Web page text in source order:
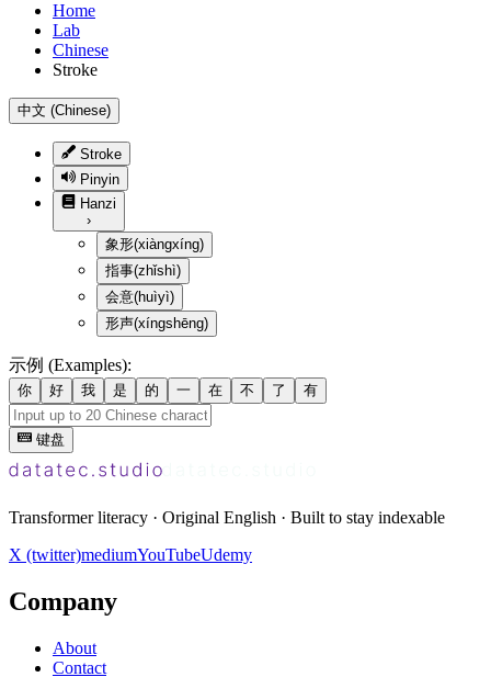
Home
Lab
Chinese
Stroke
中文 (Chinese)
Stroke
Pinyin
Hanzi
›
象形(xiàngxíng)
指事(zhǐshì)
会意(huìyì)
形声(xíngshēng)
示例 (Examples):
你 好 我 是 的 一 在 不 了 有
键盘
Transformer literacy · Original English · Built to stay indexable
X (twitter)mediumYouTubeUdemy
Company
About
Contact